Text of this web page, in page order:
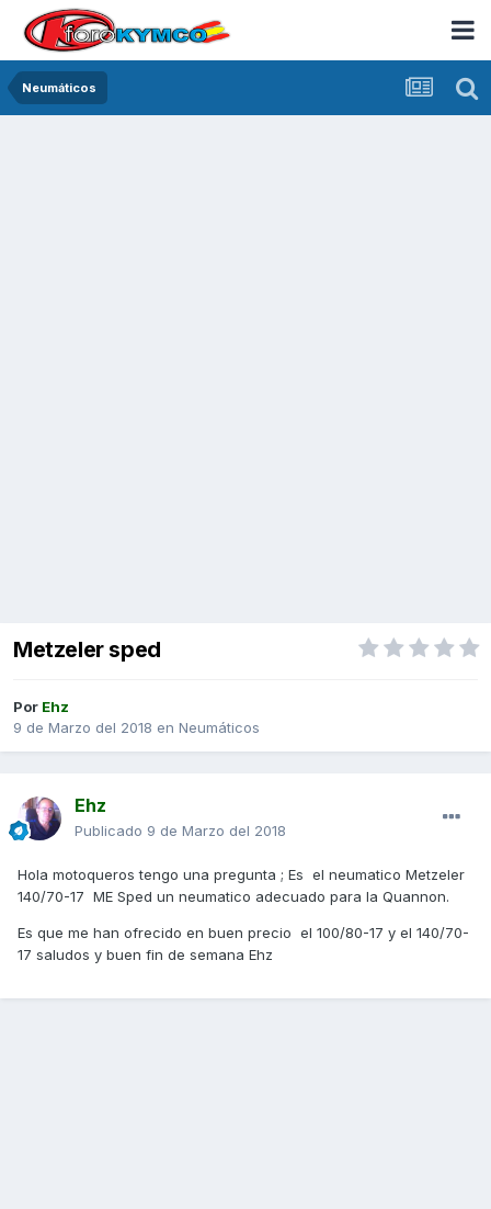
Neumáticos
Metzeler sped
Por Ehz
9 de Marzo del 2018 en Neumáticos
Ehz
Publicado 9 de Marzo del 2018
Hola motoqueros tengo una pregunta ; Es el neumatico Metzeler
140/70-17 ME Sped un neumatico adecuado para la Quannon.
Es que me han ofrecido en buen precio el 100/80-17 y el 140/70-
17 saludos y buen fin de semana Ehz